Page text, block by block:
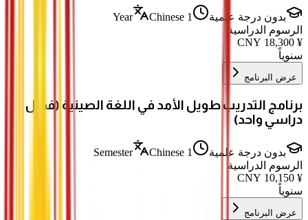
بدون درجة علمية 1 Year
Chinese
الرسوم الدراسية
¥
18,300
سنوياً
عرض البرنامج
برنامج التدريب طويل الأمد في اللغة الصينية (فصل
دراسي واحد)
بدون درجة علمية 1 Semester
Chinese
الرسوم الدراسية
¥
10,150
سنوياً
عرض البرنامج